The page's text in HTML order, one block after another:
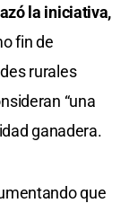
la iniciativa,
fin de
rurales
“una
ganadera.
que